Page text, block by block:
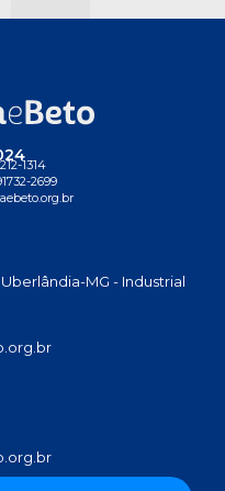
1314
2699
MG - Industrial